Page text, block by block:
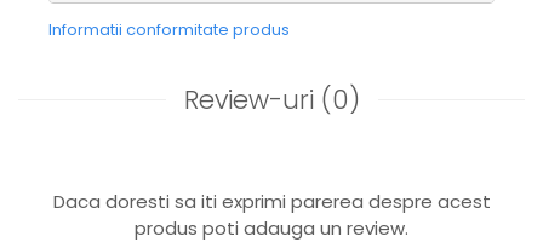
Informatii conformitate produs
Review-uri (0)
Daca doresti sa iti exprimi parerea despre acest
produs poti adauga un review.